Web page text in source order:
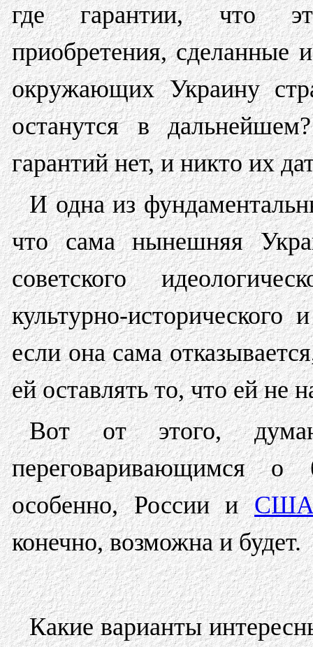
где гарантии, что
приобретения, сделанные
окружающих Украину
останутся в
гарантий нет, и никто их
И одна из
что сама нынешняя
советского
культурно-
если она сама
ей оставлять то, что ей не
Вот от этого,
переговаривающимся о
особенно, России и
конечно, возможна и будет.
Какие варианты